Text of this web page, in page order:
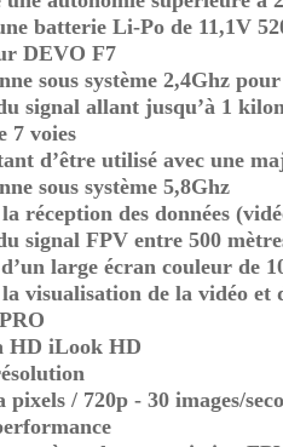
batterie Li-Po de 11,1V
DEVO F7
sous système 2,4Ghz
signal allant jusqu’à 1
7 voies
d’être utilisé avec une
sous système 5,8Ghz
réception des données
signal FPV entre 500
large écran couleur de
visualisation de la vidéo et
HD iLook HD
pixels / 720p - 30 images/